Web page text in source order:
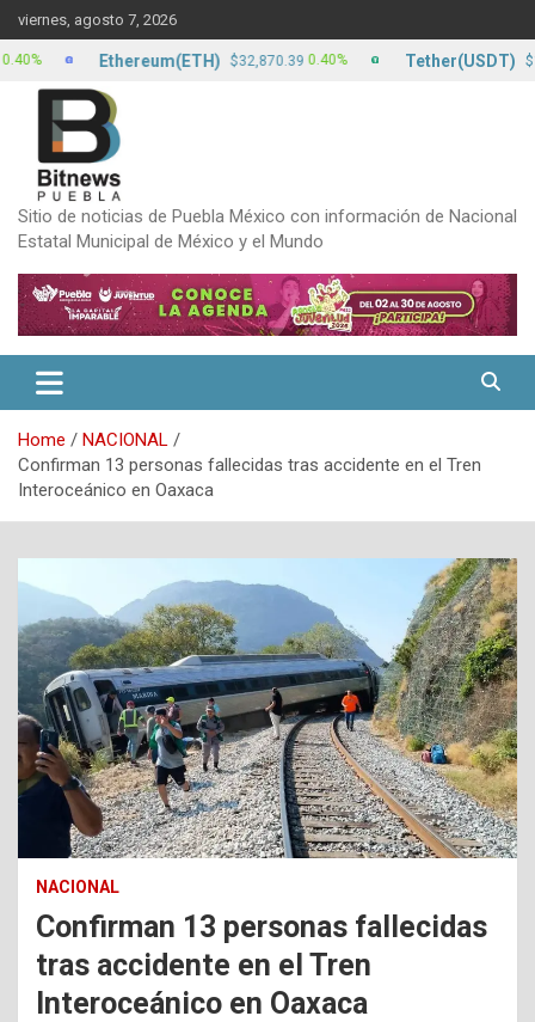
Skip
to
content
viernes, agosto 7, 2026
Sitio de noticias de Puebla México con información de Nacional
Estatal Municipal de México y el Mundo
Home
NACIONAL
Confirman 13 personas fallecidas tras accidente en el Tren
Interoceánico en Oaxaca
NACIONAL
Confirman 13 personas fallecidas
tras accidente en el Tren
Interoceánico en Oaxaca
Ethereum(ETH) $32,870.39 0.40% Tether(USDT) $17.15